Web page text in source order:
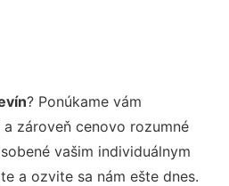
? Ponúkame vám
zároveň cenovo rozumné
vašim individuálnym
a ozvite sa nám ešte dnes.